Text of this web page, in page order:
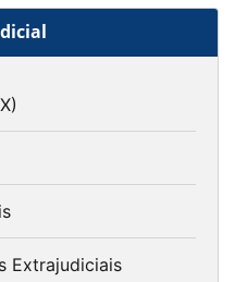
Extrajudiciais